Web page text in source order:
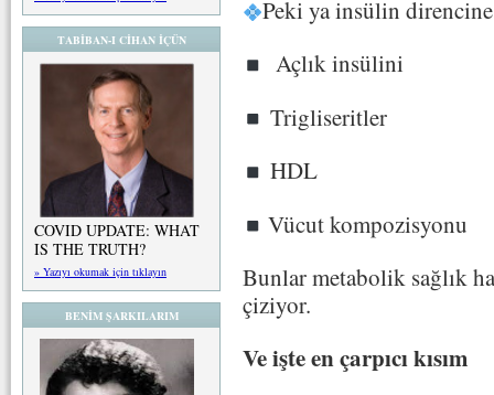
TABİBAN-I CİHAN İÇÜN
COVID UPDATE: WHAT
IS THE TRUTH?
» Yazıyı okumak için tıklayın
BENİM ŞARKILARIM
Peki ya insülin
Açlık insülini
Trigliseritler
HDL
Vücut kompozisyonu
Bunlar metabolik sağlık
çiziyor.
Ve işte en çarpıcı kısım